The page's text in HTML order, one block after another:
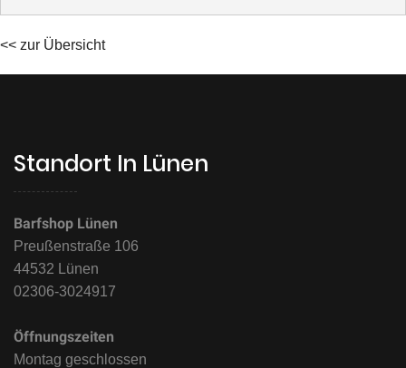
<< zur Übersicht
Standort In Lünen
Barfshop Lünen
Preußenstraße 106
44532 Lünen
02306-3024917
Öffnungszeiten
Montag geschlossen